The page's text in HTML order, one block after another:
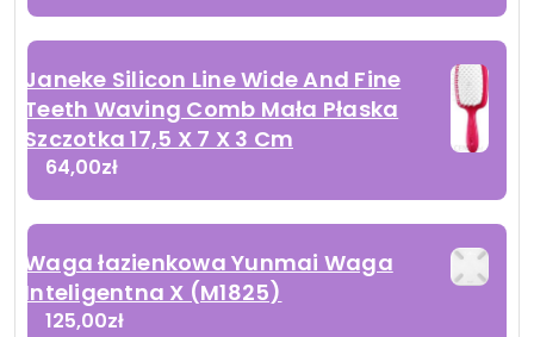
Janeke Silicon Line Wide And Fine
Teeth Waving Comb Mała Płaska
Szczotka 17,5 X 7 X 3 Cm
64,00zł
Waga łazienkowa Yunmai Waga
Inteligentna X (M1825)
125,00zł